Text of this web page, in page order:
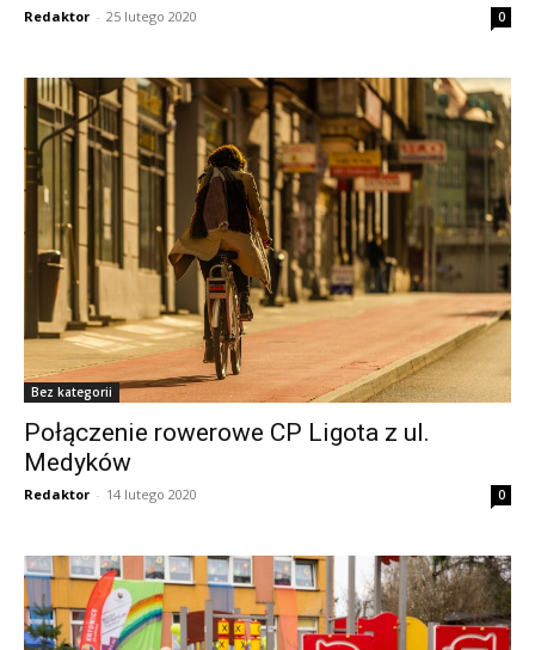
Redaktor - 25 lutego 2020 0
Bez kategorii
Połączenie rowerowe CP Ligota z ul.
Medyków
Redaktor - 14 lutego 2020 0